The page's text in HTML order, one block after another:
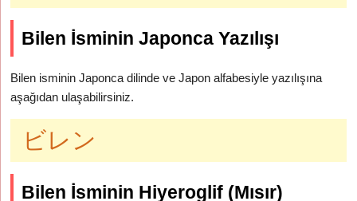
Bilen İsminin Japonca Yazılışı
Bilen isminin Japonca dilinde ve Japon alfabesiyle yazılışına
aşağıdan ulaşabilirsiniz.
ビレン
Bilen İsminin Hiyeroglif (Mısır)